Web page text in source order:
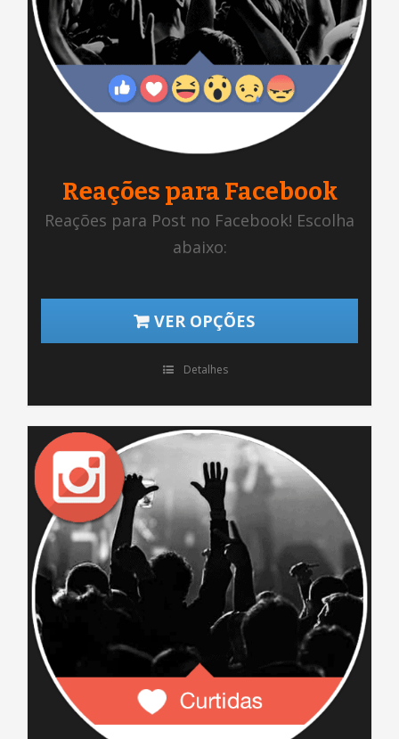
Reações para Facebook
Reações para Post no Facebook! Escolha
abaixo:
VER OPÇÕES
Detalhes